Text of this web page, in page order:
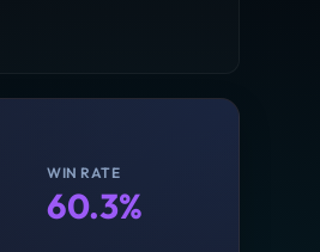
WIN RATE
60.3%